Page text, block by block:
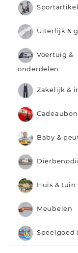
Uiterlijk &
Voertuig &
onderdelen
Zakelijk &
Baby &
Huis & tuin
Meubelen
Speelgoed